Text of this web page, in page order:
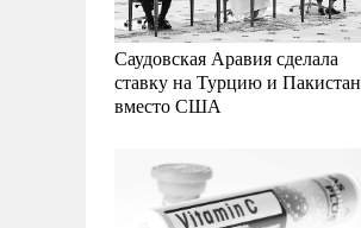
Саудовская Аравия сделала
ставку на Турцию и Пакистан
вместо США